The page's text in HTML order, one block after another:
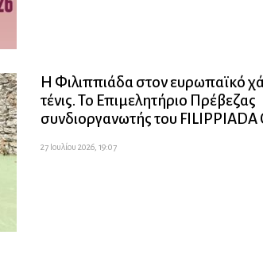
Η Φιλιππιάδα στον ευρωπαϊκό
τένις. Το Επιμελητήριο Πρέβεζας
συνδιοργανωτής του FILIPPIADA
27 Ιουλίου 2026, 19:07